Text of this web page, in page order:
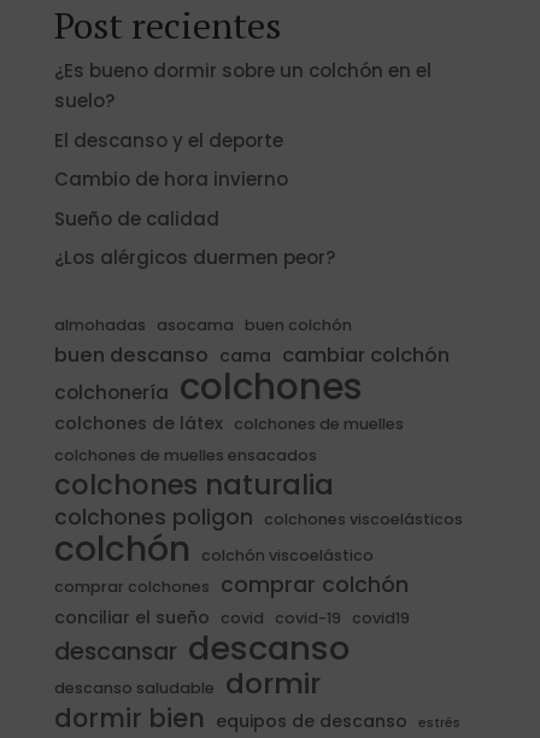
Post recientes
¿Es bueno dormir sobre un colchón en el
suelo?
El descanso y el deporte
Cambio de hora invierno
Sueño de calidad
¿Los alérgicos duermen peor?
almohadas asocama buen colchón
buen descanso cama cambiar colchón
colchonería colchones
colchones de látex
colchones de muelles
colchones de muelles ensacados
colchones naturalia
colchones poligon colchones viscoelásticos
colchón
colchón viscoelástico
comprar colchones
comprar colchón
conciliar el sueño covid covid-19 covid19
descansar descanso
descanso saludable dormir
dormir bien equipos de descanso estrés